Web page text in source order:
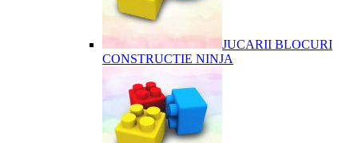
JUCARII BLOCURI
CONSTRUCTIE NINJA